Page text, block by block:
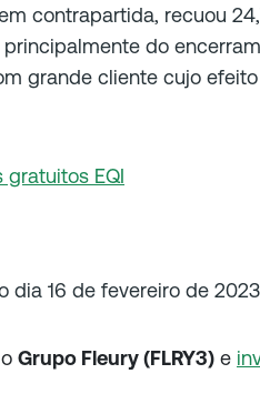
contrapartida, recuou
do
grande cliente cujo
gratuitos EQI
dia 16 de fevereiro de
Grupo Fleury (FLRY3) e